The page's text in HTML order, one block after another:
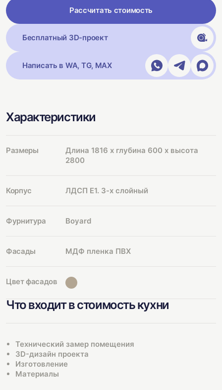
Рассчитать стоимость
Бесплатный 3D-проект
Написать в WA, TG, MAX
Характеристики
Размеры
Длина 1816 х глубина 600 х высота
2800
Корпус ЛДСП Е1. 3-х слойный
Фурнитура Boyard
Фасады МДФ пленка ПВХ
Цвет фасадов
Что входит в стоимость кухни
Технический замер помещения
3D-дизайн проекта
Изготовление
Материалы